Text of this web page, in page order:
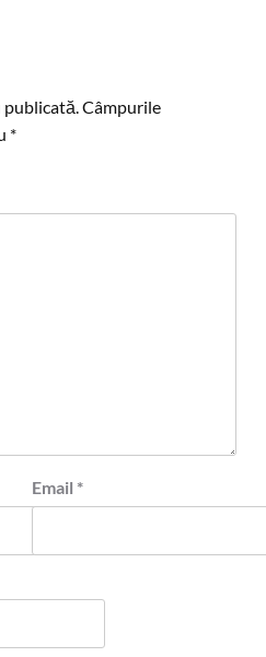
publicată.Câmpurile
*
Email *